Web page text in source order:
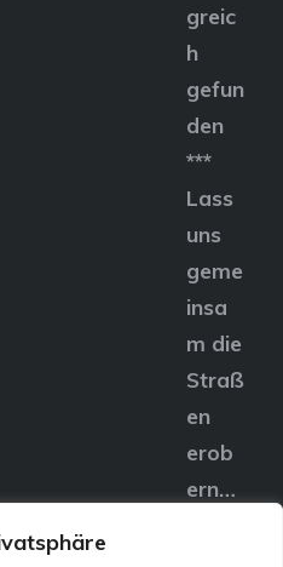
greic
h
gefun
den
***
Lass
uns
geme
insa
m die
Straß
en
erob
ern…